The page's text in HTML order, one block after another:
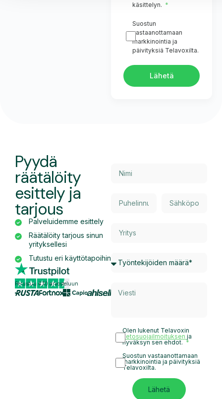
käsittelyn.
Suostun
vastaanottamaan
markkinointia ja
päivityksiä Telavoxilta.
Lähetä
Pyydä
räätälöity
esittely ja
tarjous
Palveluidemme esittely
Räätälöity tarjous sinun
yrityksellesi
Tutustu eri käyttötapoihin
Perustuu 430 arvosteluun
Olen lukenut Telavoxin
tietosuojailmoituksenja
hyväksyn sen ehdot.
Suostun vastaanottamaan
markkinointia ja päivityksiä
Telavoxilta.
Lähetä